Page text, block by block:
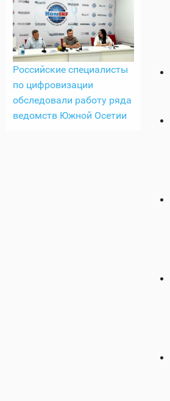
Российские специалисты
по цифровизации
обследовали работу ряда
ведомств Южной Осетии